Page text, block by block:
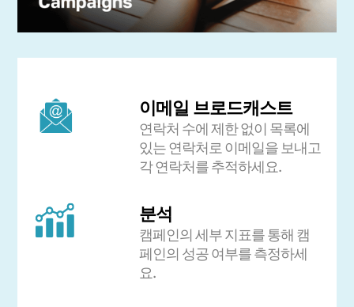
이메일 브로드캐스트
연락처 수에 제한 없이 목록에
있는 연락처로 이메일을 보내고
각 연락처를 추적하세요.
분석
캠페인의 세부 지표를 통해 캠
페인의 성공 여부를 측정하세
요.